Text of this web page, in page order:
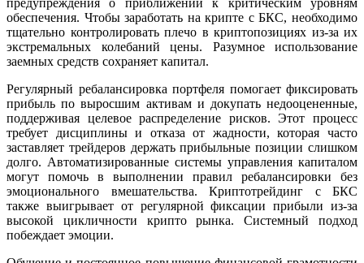
обеспечения. Чтобы заработать на крипте с БКС, необходимо
тщательно контролировать плечо в криптопозициях из-за их
экстремальных колебаний цены. Разумное использование
заемных средств сохраняет капитал.
Регулярный ребалансировка портфеля помогает фиксировать
прибыль по выросшим активам и докупать недооцененные,
поддерживая целевое распределение рисков. Этот процесс
требует дисциплины и отказа от жадности, которая часто
заставляет трейдеров держать прибыльные позиции слишком
долго. Автоматизированные системы управления капиталом
могут помочь в выполнении правил ребалансировки без
эмоционального вмешательства. Криптотрейдинг с БКС
также выигрывает от регулярной фиксации прибыли из-за
высокой цикличности крипто рынка. Системный подход
побеждает эмоции.